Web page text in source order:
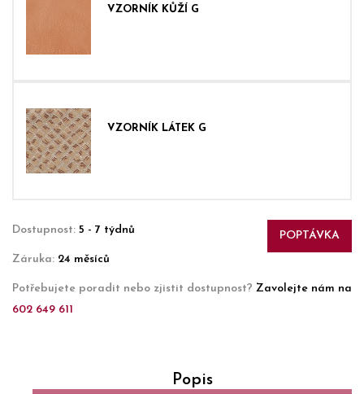
VZORNÍK KŮŽÍ G
VZORNÍK LÁTEK G
POPTÁVKA
Dostupnost: 5 - 7 týdnů
Záruka: 24 měsíců
Potřebujete poradit nebo zjistit dostupnost? Zavolejte nám na
602 649 611
Popis